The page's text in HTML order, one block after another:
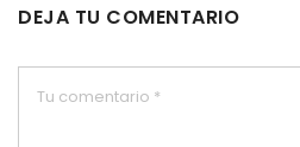
DEJA TU COMENTARIO